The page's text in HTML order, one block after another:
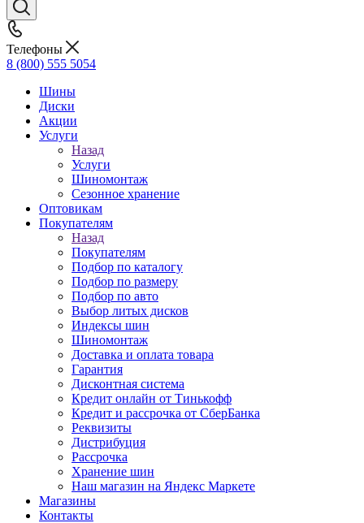
Телефоны
8 (800) 555 5054
Шины
Диски
Акции
Услуги
Назад
Услуги
Шиномонтаж
Сезонное хранение
Оптовикам
Покупателям
Назад
Покупателям
Подбор по каталогу
Подбор по размеру
Подбор по авто
Выбор литых дисков
Индексы шин
Шиномонтаж
Доставка и оплата товара
Гарантия
Дисконтная система
Кредит онлайн от Тинькофф
Кредит и рассрочка от СберБанка
Реквизиты
Дистрибуция
Рассрочка
Хранение шин
Наш магазин на Яндекс Маркете
Магазины
Контакты